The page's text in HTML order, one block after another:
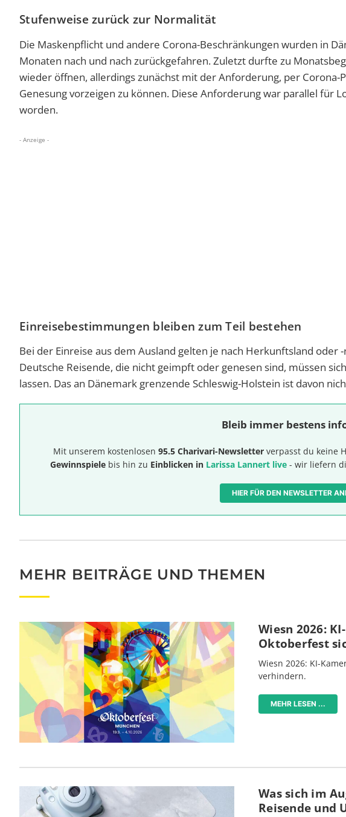
Stufenweise zurück zur Normalität
Die Maskenpflicht und andere Corona-Beschränkungen wurden in
Monaten nach und nach zurückgefahren. Zuletzt durfte zu
wieder öffnen, allerdings zunächst mit der Anforderung, per Corona-
Genesung vorzeigen zu können. Diese Anforderung war parallel für
worden.
- Anzeige -
Einreisebestimmungen bleiben zum Teil bestehen
Bei der Einreise aus dem Ausland gelten je nach Herkunftsland oder
Deutsche Reisende, die nicht geimpft oder genesen sind, müssen
lassen. Das an Dänemark grenzende Schleswig-Holstein ist davon
Bleib immer bestens
Mit unserem kostenlosen 95.5 Charivari-Newsletter verpasst du keine
Gewinnspiele bis hin zu Einblicken in Larissa Lannert live - wir liefern
HIER FÜR DEN NEWSLETTER
MEHR BEITRÄGE UND THEMEN
Wiesn 2026:
Oktoberfest
Wiesn 2026: KI-
verhindern.
MEHR LESEN ...
Was sich im
Reisende und